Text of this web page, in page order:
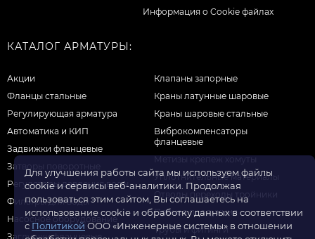
Информация о Cookie файлах
КАТАЛОГ АРМАТУРЫ:
Акции
Фланцы стальные
Регулирующая арматура
Автоматика и КИП
Задвижки фланцевые
Затворы поворотные
Регуляторы давления воды
Фильтры для воды
Насосное оборудование
Заглушки фланцевые
Клапаны запорные
Краны латунные шаровые
Краны шаровые стальные
Виброкомпенсаторы
фланцевые
Метизы крепеж хомуты
Уплотнительные материалы
Отводы переходы тройники
Прочая продукция
Трубы и фитинги
Для улучшения работы сайта мы используем файлы
cookie и сервисы веб-аналитики. Продолжая
пользоваться этим сайтом, Вы соглашаетесь на
использование cookie и обработку данных в соответствии
с Политикой ООО «Инженерные системы» в отношении